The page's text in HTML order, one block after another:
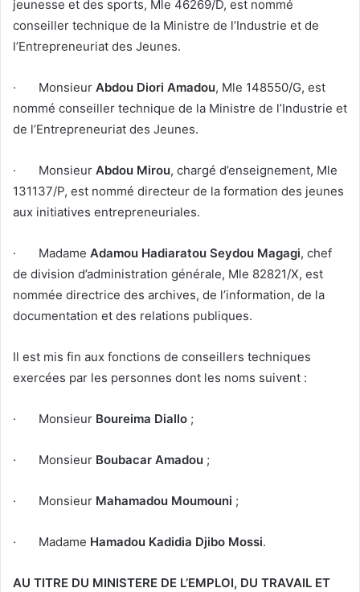
jeunesse et des sports, Mle 46269/D, est nommé
conseiller technique de la Ministre de l’Industrie et de
l’Entrepreneuriat des Jeunes.
· Monsieur Abdou Diori Amadou, Mle 148550/G, est
nommé conseiller technique de la Ministre de l’Industrie et
de l’Entrepreneuriat des Jeunes.
· Monsieur Abdou Mirou, chargé d’enseignement, Mle
131137/P, est nommé directeur de la formation des jeunes
aux initiatives entrepreneuriales.
· Madame Adamou Hadiaratou Seydou Magagi, chef
de division d’administration générale, Mle 82821/X, est
nommée directrice des archives, de l’information, de la
documentation et des relations publiques.
Il est mis fin aux fonctions de conseillers techniques
exercées par les personnes dont les noms suivent :
· Monsieur Boureima Diallo ;
· Monsieur Boubacar Amadou ;
· Monsieur Mahamadou Moumouni ;
· Madame Hamadou Kadidia Djibo Mossi.
AU TITRE DU MINISTERE DE L’EMPLOI, DU TRAVAIL ET